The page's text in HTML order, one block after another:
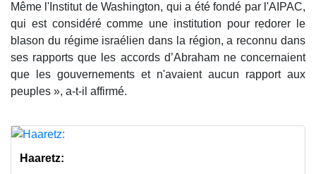
Même l'Institut de Washington, qui a été fondé par l'AIPAC,
qui est considéré comme une institution pour redorer le
blason du régime israélien dans la région, a reconnu dans
ses rapports que les accords d’Abraham ne concernaient
que les gouvernements et n'avaient aucun rapport aux
peuples », a-t-il affirmé.
Haaretz: